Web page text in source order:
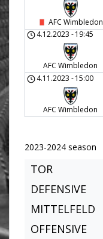
AFC Wimbledon
4.12.2023 -19:45
AFC Wimbledon
4.11.2023 -15:00
AFC Wimbledon
2023-2024 season
TOR
DEFENSIVE
MITTELFELD
OFFENSIVE